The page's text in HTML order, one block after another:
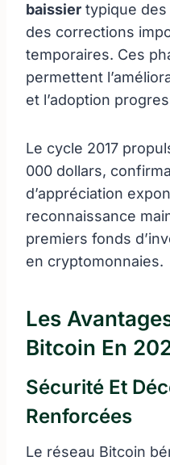
baissier typique
des corrections
temporaires. Ces
permettent
et l’adoption
Le cycle 2017
000 dollars,
d’appréciation
reconnaissance
premiers fonds
en cryptomonnaies.
Les
Bitcoin En
Sécurité Et
Renforcées
Le réseau Bitcoin